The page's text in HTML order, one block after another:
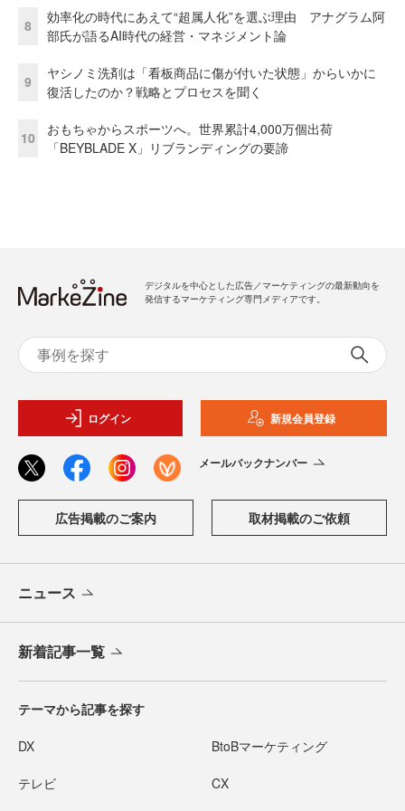
8
効率化の時代にあえて“超属人化”を選ぶ理由 アナグラム阿
部氏が語るAI時代の経営・マネジメント論
9
ヤシノミ洗剤は「看板商品に傷が付いた状態」からいかに
復活したのか？戦略とプロセスを聞く
10
おもちゃからスポーツへ。世界累計4,000万個出荷
「BEYBLADE X」リブランディングの要諦
デジタルを中心とした広告／マーケティングの最新動向を
発信するマーケティング専門メディアです。
ログイン 新規会員登録
メールバックナンバー
広告掲載のご案内 取材掲載のご依頼
ニュース
新着記事一覧
テーマから記事を探す
DX BtoBマーケティング
テレビ CX